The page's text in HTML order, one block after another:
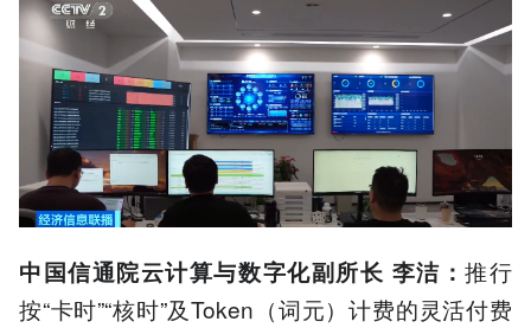
中国信通院云计算与数字化副所长 李洁：推行
按“卡时”“核时”及Token（词元）计费的灵活付费